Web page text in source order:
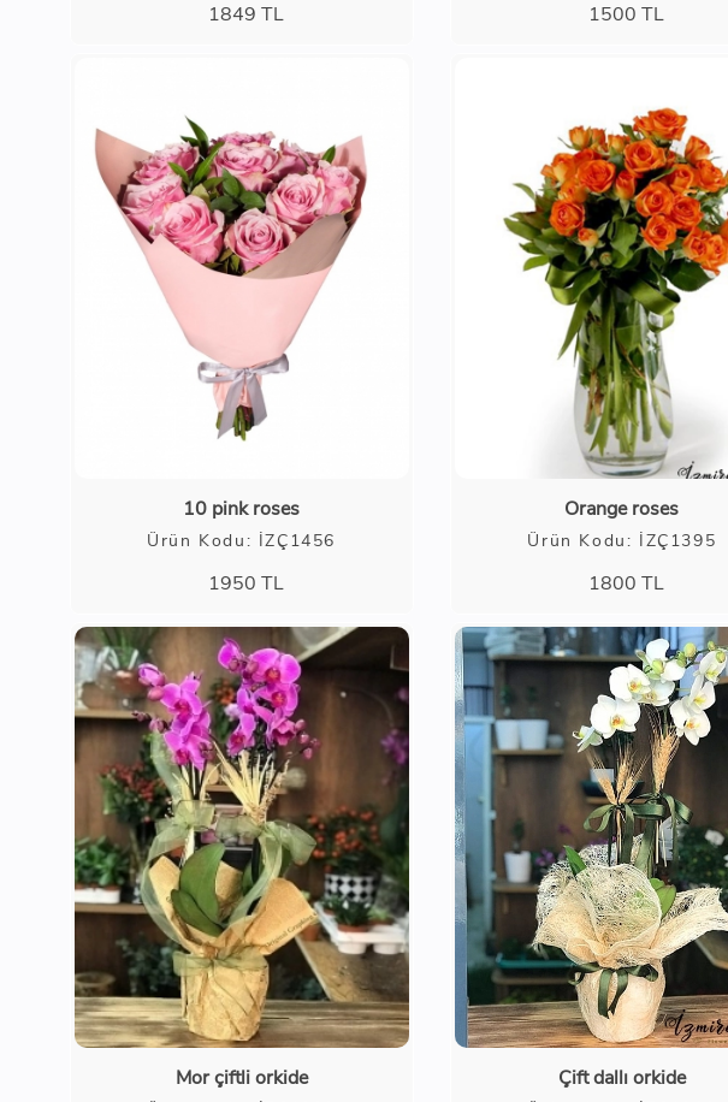
1849 TL 1500 TL
10 pink roses
Ürün Kodu: İZÇ1456
1950 TL
Orange roses
Ürün Kodu: İZÇ1395
1800 TL
Mor çiftli orkide Çift dallı orkide